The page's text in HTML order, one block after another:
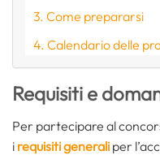
Come prepararsi
Calendario delle
Requisiti e
Per partecipare al
i requisiti generali per